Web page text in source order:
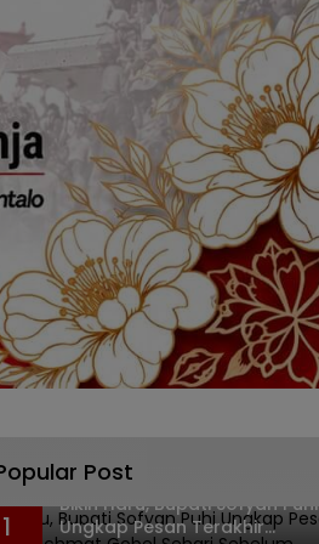
Post
1
Bikin Haru, Bupati Sofyan Puhi
Ungkap Pesan Terakhir